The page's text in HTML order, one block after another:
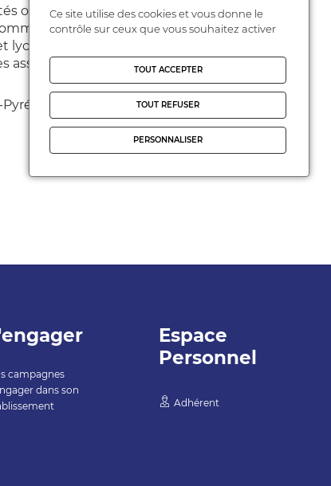
organisées par votre conseil local,
départementales) ou
L'adhésion comprend une
comme les formations
campagnes
dans son
Espace
Personnel
Adhérent
Ce site utilise des cookies et vous donne le
contrôle sur ceux que vous souhaitez activer
TOUT ACCEPTER
TOUT REFUSER
PERSONNALISER